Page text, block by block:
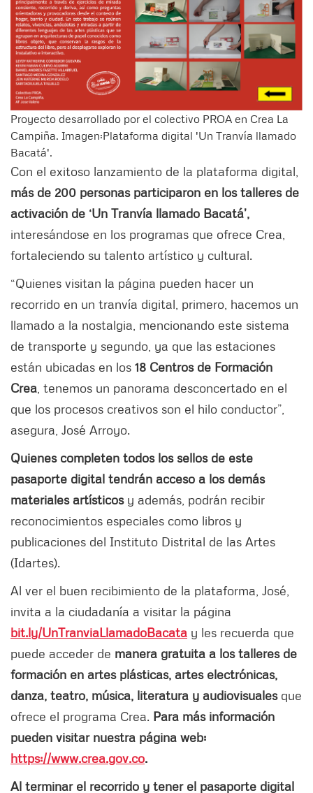
Proyecto desarrollado por el colectivo PROA en Crea La
Campiña. Imagen:Plataforma digital 'Un Tranvía llamado
Bacatá'.
Con el exitoso lanzamiento de la plataforma digital,
más de 200 personas participaron en los talleres de
activación de ‘Un Tranvía llamado Bacatá’,
interesándose en los programas que ofrece Crea,
fortaleciendo su talento artístico y cultural.
“Quienes visitan la página pueden hacer un
recorrido en un tranvía digital, primero, hacemos un
llamado a la nostalgia, mencionando este sistema
de transporte y segundo, ya que las estaciones
están ubicadas en los 18 Centros de Formación
Crea , tenemos un panorama desconcertado en el
que los procesos creativos son el hilo conductor”,
asegura, José Arroyo.
Quienes completen todos los sellos de este
pasaporte digital tendrán acceso a los demás
materiales artísticosy además, podrán recibir
reconocimientos especiales como libros y
publicaciones del Instituto Distrital de las Artes
(Idartes).
Al ver el buen recibimiento de la plataforma, José,
invita a la ciudadanía a visitar la página
bit.ly/UnTranviaLlamadoBacata y les recuerda que
puede acceder de manera gratuita a los talleres de
formación en artes plásticas, artes electrónicas,
danza, teatro, música, literatura y audiovisualesque
ofrece el programa Crea. Para más información
pueden visitar nuestra página web:
https://www.crea.gov.co.
Al terminar el recorrido y tener el pasaporte digital